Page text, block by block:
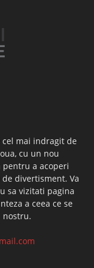
cel mai indragit de
cu un nou
pentru a acoperi
divertisment. Va
sa vizitati pagina
a ceea ce se
nostru.